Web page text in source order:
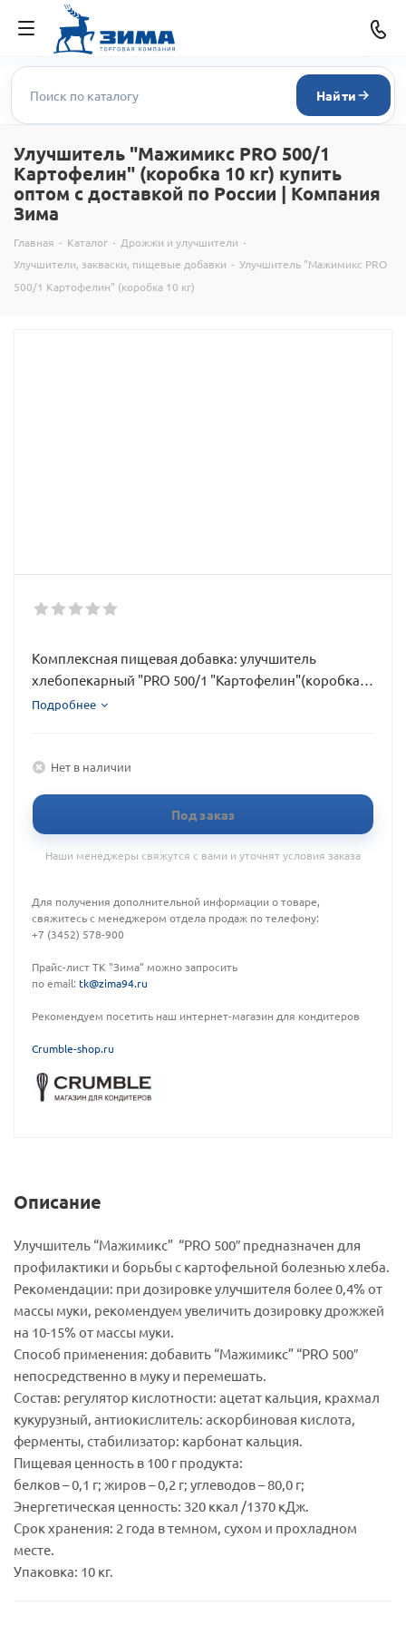
Найти
Улучшитель "Мажимикс PRO 500/1
Картофелин" (коробка 10 кг) купить
оптом с доставкой по России | Компания
Зима
Главная - Каталог - Дрожжи и улучшители -
Улучшители, закваски, пищевые добавки - Улучшитель "Мажимикс PRO
500/1 Картофелин" (коробка 10 кг)
Комплексная пищевая добавка: улучшитель
хлебопекарный "PRO 500/1 "Картофелин"(коробка
10 кг)
Подробнее
Нет в наличии
Под заказ
Наши менеджеры свяжутся с вами и уточнят условия заказа
Для получения дополнительной информации о товаре,
свяжитесь с менеджером отдела продаж по телефону:
+7 (3452) 578-900
Прайс-лист ТК "Зима" можно запросить
по email: tk@zima94.ru
Рекомендуем посетить наш интернет-магазин для кондитеров
Crumble-shop.ru
Описание
Улучшитель “Мажимикс” “PRO 500″ предназначен для
профилактики и борьбы с картофельной болезнью хлеба.
Рекомендации: при дозировке улучшителя более 0,4% от
массы муки, рекомендуем увеличить дозировку дрожжей
на 10-15% от массы муки.
Способ применения: добавить “Мажимикс” “PRO 500″
непосредственно в муку и перемешать.
Состав: регулятор кислотности: ацетат кальция, крахмал
кукурузный, антиокислитель: аскорбиновая кислота,
ферменты, стабилизатор: карбонат кальция.
Пищевая ценность в 100 г продукта:
белков – 0,1 г; жиров – 0,2 г; углеводов – 80,0 г;
Энергетическая ценность: 320 ккал /1370 кДж.
Срок хранения: 2 года в темном, сухом и прохладном
месте.
Упаковка: 10 кг.